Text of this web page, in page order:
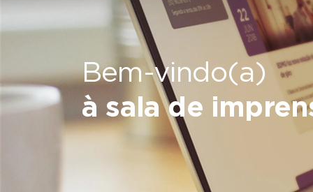
Bem-vindo(a)
à sala de